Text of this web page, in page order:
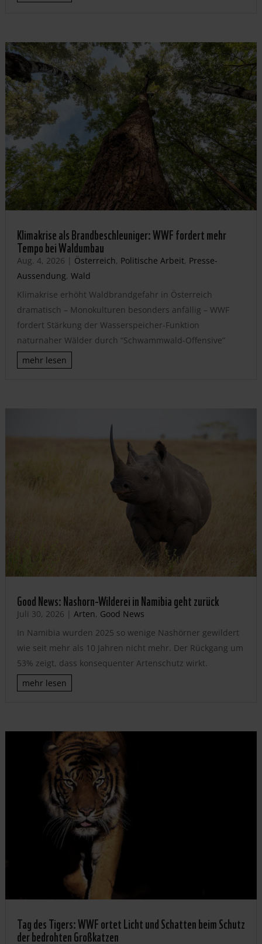
Klimakrise als Brandbeschleuniger: WWF fordert mehr
Tempo bei Waldumbau
Aug. 4, 2026 | Österreich, Politische Arbeit, Presse-
Aussendung, Wald
Klimakrise erhöht Waldbrandgefahr in Österreich
dramatisch – Monokulturen besonders anfällig – WWF
fordert Stärkung der Wasserspeicher-Funktion
naturnaher Wälder durch “Schwammwald-Offensive”
mehr lesen
Good News: Nashorn-Wilderei in Namibia geht zurück
Juli 30, 2026 | Arten, Good News
In Namibia wurden 2025 so wenige Nashörner gewildert
wie seit mehr als 10 Jahren nicht mehr. Der Rückgang um
53% zeigt, dass konsequenter Artenschutz wirkt.
mehr lesen
Tag des Tigers: WWF ortet Licht und Schatten beim Schutz
der bedrohten Großkatzen